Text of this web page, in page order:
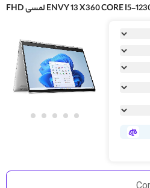
انتهای
گالری
تصاویر
تصاویر